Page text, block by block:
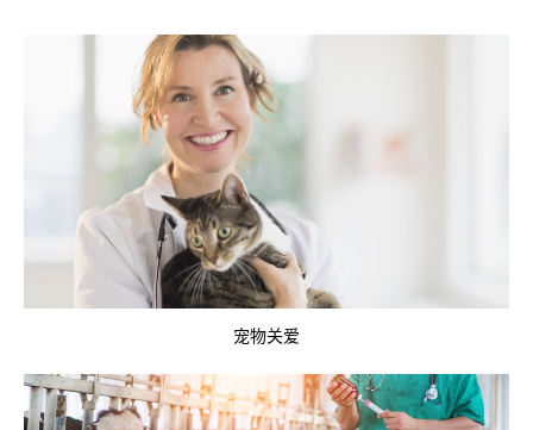
UNITED STATES
宠物关爱